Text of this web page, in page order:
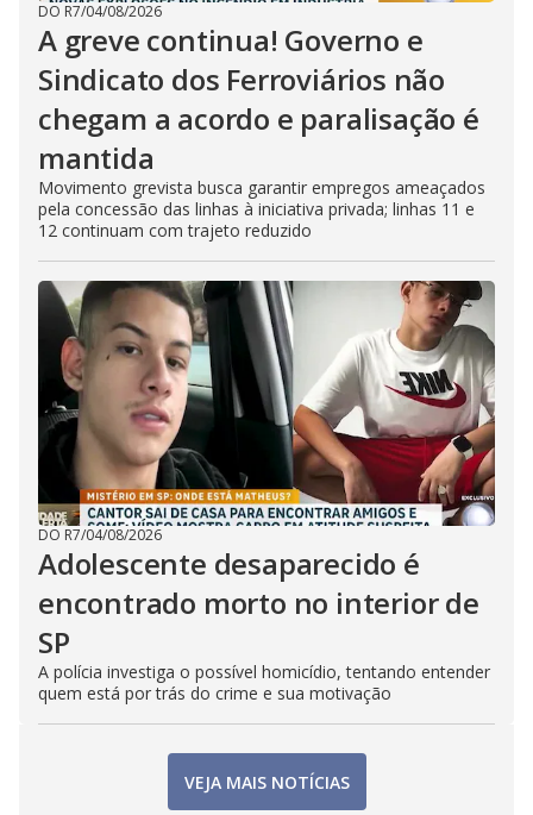
DO R7/04/08/2026
A greve continua! Governo e
Sindicato dos Ferroviários não
chegam a acordo e paralisação é
mantida
Movimento grevista busca garantir empregos ameaçados
pela concessão das linhas à iniciativa privada; linhas 11 e
12 continuam com trajeto reduzido
DO R7/04/08/2026
Adolescente desaparecido é
encontrado morto no interior de
SP
A polícia investiga o possível homicídio, tentando entender
quem está por trás do crime e sua motivação
VEJA MAIS NOTÍCIAS